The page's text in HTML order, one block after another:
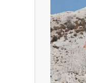
u
v
e
a
u
x
C
r